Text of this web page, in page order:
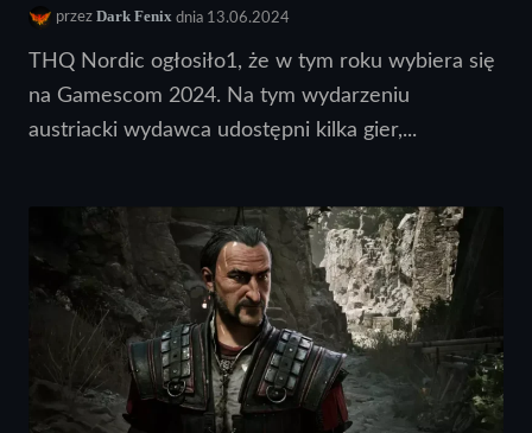
przez Dark Fenix dnia 13.06.2024
THQ Nordic ogłosiło1, że w tym roku wybiera się
na Gamescom 2024. Na tym wydarzeniu
austriacki wydawca udostępni kilka gier,...